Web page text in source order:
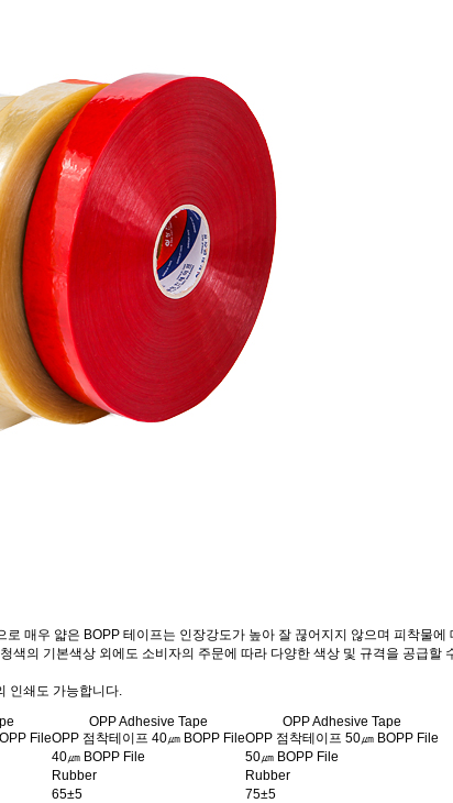
매우 얇은 BOPP 테이프는 인장강도가 높아 잘 끊어지지 않으며 피착물
색의 기본색상 외에도 소비자의 주문에 따라 다양한 색상 및 규격을 공급할
인쇄도 가능합니다.
File
OPP Adhesive Tape
OPP 점착테이프 40㎛ BOPP File
OPP Adhesive Tape
OPP 점착테이프 50㎛ BOPP File
40㎛ BOPP File
50㎛ BOPP File
Rubber
Rubber
65±5
75±5